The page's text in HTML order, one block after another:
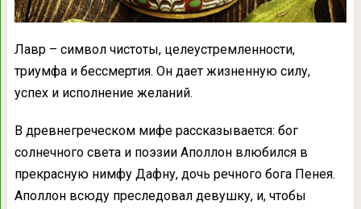
Лавр – символ чистоты, целеустремленности,
триумфа и бессмертия. Он дает жизненную силу,
успех и исполнение желаний.
В древнегреческом мифе рассказывается: бог
солнечного света и поэзии Аполлон влюбился в
прекрасную нимфу Дафну, дочь речного бога Пенея.
Аполлон всюду преследовал девушку, и, чтобы